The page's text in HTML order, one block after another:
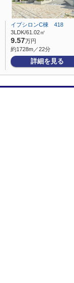
イプシロンC棟 418
3LDK/61.02㎡
9.57万円
約1728m／22分
詳細を見る